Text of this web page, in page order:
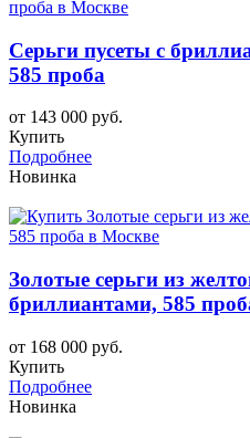
Серьги пусеты с
585 проба
от 143 000 руб.
Купить
Подробнее
Новинка
Золотые серьги из
бриллиантами, 585
от 168 000 руб.
Купить
Подробнее
Новинка